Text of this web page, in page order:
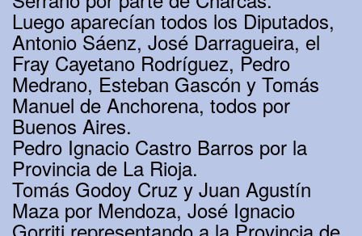
Luego aparecían todos los Diputados,
Antonio Sáenz, José Darragueira, el
Fray Cayetano Rodríguez, Pedro
Medrano, Esteban Gascón y Tomás
Manuel de Anchorena, todos por
Buenos Aires.
Pedro Ignacio Castro Barros por la
Provincia de La Rioja.
Tomás Godoy Cruz y Juan Agustín
Maza por Mendoza, José Ignacio